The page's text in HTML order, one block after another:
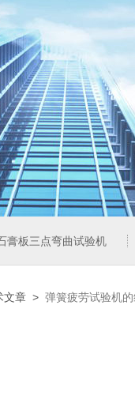
膏板三点弯曲试验机
文章 > 弹簧疲劳试验机